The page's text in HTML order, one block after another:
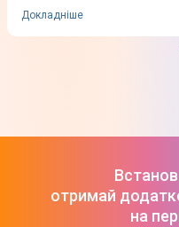
Докладніше
отримай
на